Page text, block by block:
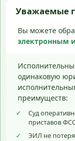
Уважаемые
Вы можете
электронным
одинаковую
преимуществ:
✓
Суд
приставов
✓
ЭИЛ не